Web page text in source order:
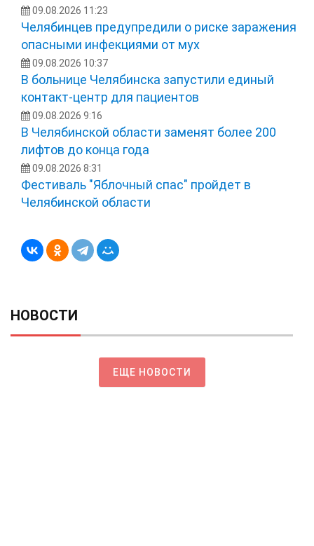
09.08.2026 11:23
Челябинцев предупредили о риске заражения
опасными инфекциями от мух
09.08.2026 10:37
В больнице Челябинска запустили единый
контакт-центр для пациентов
09.08.2026 9:16
В Челябинской области заменят более 200
лифтов до конца года
09.08.2026 8:31
Фестиваль "Яблочный спас" пройдет в
Челябинской области
НОВОСТИ
ЕЩЕ НОВОСТИ